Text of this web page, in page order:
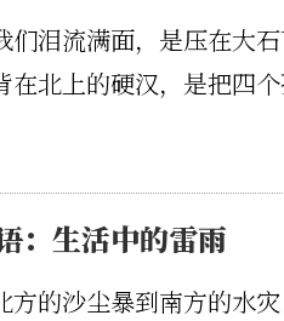
们泪流满面，是压在大
在北上的硬汉，是把四
：生活中的雷雨
方的沙尘暴到南方的水